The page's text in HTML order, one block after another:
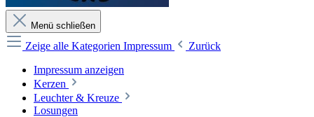
Menü schließen
Zeige alle Kategorien Impressum
Zurück
Impressum anzeigen
Kerzen
Leuchter & Kreuze
Losungen